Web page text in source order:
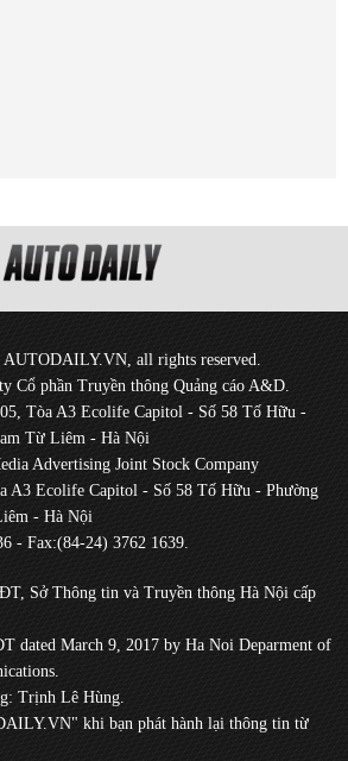
all rights reserved.
Cổ phần Truyền thông Quảng cáo A&D.
Tòa A3 Ecolife Capitol - Số 58 Tố Hữu -
Từ Liêm - Hà Nội
Advertising Joint Stock Company
A3 Ecolife Capitol - Số 58 Tố Hữu - Phường
- Hà Nội
- Fax:(84-24) 3762 1639.
Sở Thông tin và Truyền thông Hà Nội cấp
dated March 9, 2017 by Ha Noi Deparment of
Trịnh Lê Hùng.
khi bạn phát hành lại thông tin từ